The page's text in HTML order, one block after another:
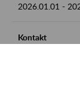
2026.01.01 -
Kontakt